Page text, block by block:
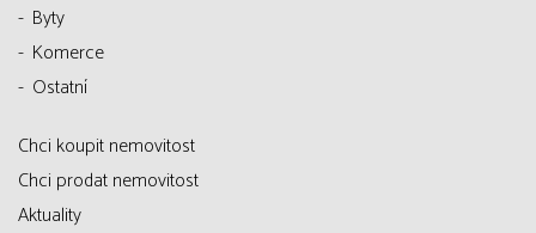
Byty
Komerce
Ostatní
Chci koupit nemovitost
Chci prodat nemovitost
Aktuality